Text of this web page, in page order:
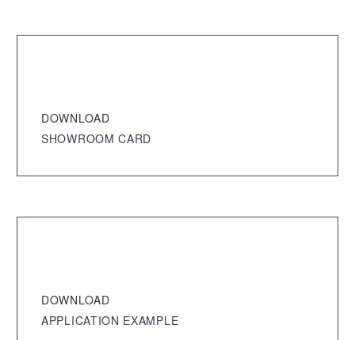
DOWNLOAD
SHOWROOM CARD
DOWNLOAD
APPLICATION EXAMPLE